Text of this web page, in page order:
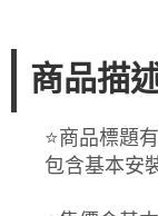
商品描
⭐️商品標題
包含基本安